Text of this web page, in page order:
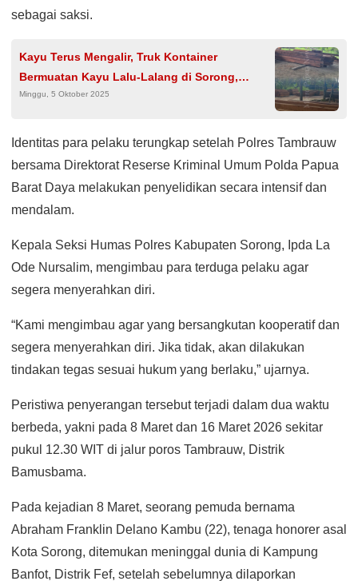
sebagai saksi.
Kayu Terus Mengalir, Truk Kontainer
Bermuatan Kayu Lalu-Lalang di Sorong,
Aparat Hanya Diam?
Minggu, 5 Oktober 2025
Identitas para pelaku terungkap setelah Polres Tambrauw
bersama Direktorat Reserse Kriminal Umum Polda Papua
Barat Daya melakukan penyelidikan secara intensif dan
mendalam.
Kepala Seksi Humas Polres Kabupaten Sorong, Ipda La
Ode Nursalim, mengimbau para terduga pelaku agar
segera menyerahkan diri.
“Kami mengimbau agar yang bersangkutan kooperatif dan
segera menyerahkan diri. Jika tidak, akan dilakukan
tindakan tegas sesuai hukum yang berlaku,” ujarnya.
Peristiwa penyerangan tersebut terjadi dalam dua waktu
berbeda, yakni pada 8 Maret dan 16 Maret 2026 sekitar
pukul 12.30 WIT di jalur poros Tambrauw, Distrik
Bamusbama.
Pada kejadian 8 Maret, seorang pemuda bernama
Abraham Franklin Delano Kambu (22), tenaga honorer asal
Kota Sorong, ditemukan meninggal dunia di Kampung
Banfot, Distrik Fef, setelah sebelumnya dilaporkan